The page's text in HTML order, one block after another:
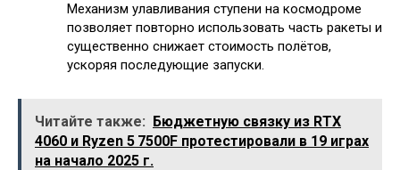
Механизм улавливания ступени на космодроме
позволяет повторно использовать часть ракеты и
существенно снижает стоимость полётов,
ускоряя последующие запуски.
Читайте также: Бюджетную связку из RTX
4060 и Ryzen 5 7500F протестировали в 19 играх
на начало 2025 г.